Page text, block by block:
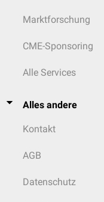
Marktforschung
CME-Sponsoring
Alle Services
Alles andere
Kontakt
AGB
Datenschutz